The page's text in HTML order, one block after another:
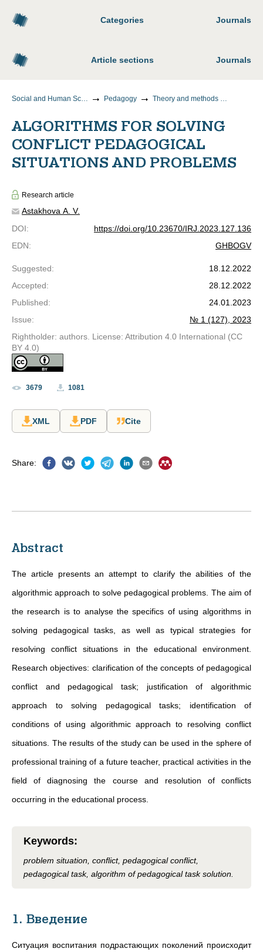
Categories Journals
Article sections Journals
Social and Human Sciences Pedagogy Theory and methods of teaching and upbringing (by areas and levels of education)
ALGORITHMS FOR SOLVING
CONFLICT PEDAGOGICAL
SITUATIONS AND PROBLEMS
Research article
Astakhova A. V.
DOI:
https://doi.org/10.23670/IRJ.2023.127.136
EDN: GHBOGV
Suggested:
18.12.2022
Accepted:
28.12.2022
Published:
24.01.2023
Issue:
№ 1 (127), 2023
Rightholder: authors. License: Attribution 4.0 International (CC
BY 4.0)
3679 1081
XML PDF Cite
Share:
Abstract
The article presents an attempt to clarify the abilities of the
algorithmic approach to solve pedagogical problems. The aim of
the research is to analyse the specifics of using algorithms in
solving pedagogical tasks, as well as typical strategies for
resolving conflict situations in the educational environment.
Research objectives: clarification of the concepts of pedagogical
conflict and pedagogical task; justification of algorithmic
approach to solving pedagogical tasks; identification of
conditions of using algorithmic approach to resolving conflict
situations. The results of the study can be used in the sphere of
professional training of a future teacher, practical activities in the
field of diagnosing the course and resolution of conflicts
occurring in the educational process.
Keywords:
problem situation, conflict, pedagogical conflict,
pedagogical task, algorithm of pedagogical task solution.
1. Введение
Ситуация воспитания подрастающих поколений происходит